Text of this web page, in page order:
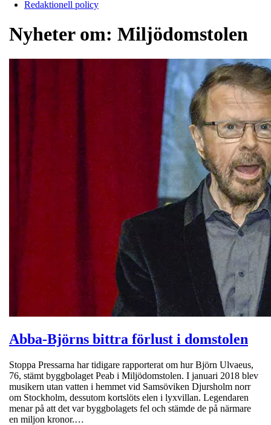
Redaktionell policy
Nyheter om: Miljödomstolen
Abba-Björns bittra förlust i domstolen
Stoppa Pressarna har tidigare rapporterat om hur Björn Ulvaeus,
76, stämt byggbolaget Peab i Miljödomstolen. I januari 2018 blev
musikern utan vatten i hemmet vid Samsöviken Djursholm norr
om Stockholm, dessutom kortslöts elen i lyxvillan. Legendaren
menar på att det var byggbolagets fel och stämde de på närmare
en miljon kronor.…